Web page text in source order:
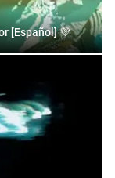
[Español] 💜